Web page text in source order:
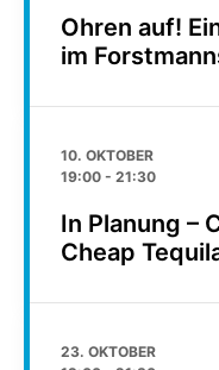
Ohren auf!
im
10. OKTOBER
19:00 - 21:30
In Planung –
Cheap
23. OKTOBER